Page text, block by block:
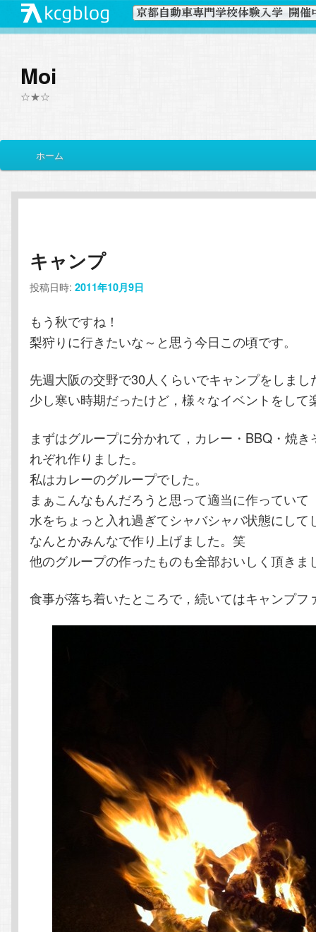
Moi
☆★☆
イ
メ
イ
コ
ン
テ
ツ
へ
移
動
サ
ブ
ン
テ
ン
へ
移
動
ホーム
キャンプ
投稿日時:2011年10月9日
もう秋ですね！
梨狩りに行きたいな～と思う今日この頃です。
先週大阪の交野で30人くらいでキャンプをしまし
少し寒い時期だったけど，様々なイベントをして
まずはグループに分かれて，カレー・BBQ・焼
れぞれ作りました。
私はカレーのグループでした。
まぁこんなもんだろうと思って適当に作っていて
水をちょっと入れ過ぎてシャバシャバ状態にして
なんとかみんなで作り上げました。笑
他のグループの作ったものも全部おいしく頂きま
食事が落ち着いたところで，続いてはキャンプフ